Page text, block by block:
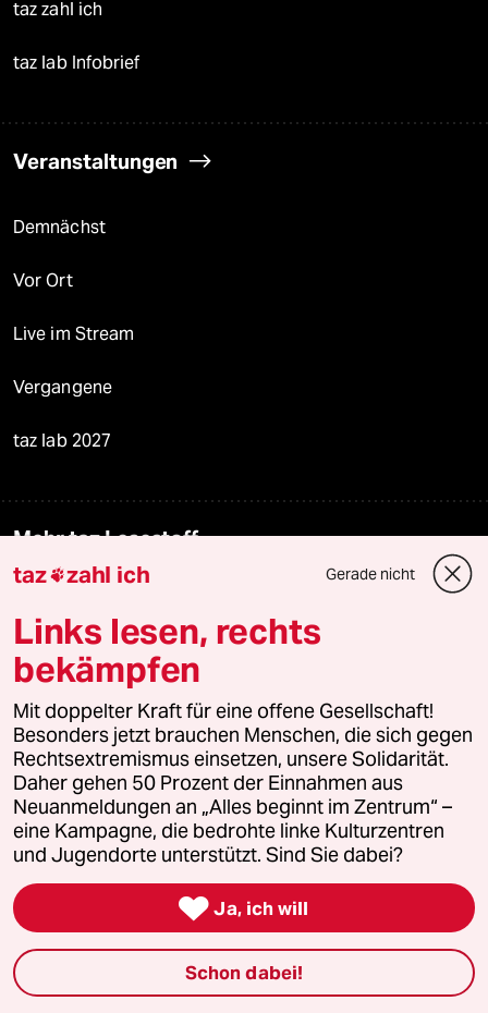
taz zahl ich
taz lab Infobrief
Veranstaltungen
Demnächst
Vor Ort
Live im Stream
Vergangene
taz lab 2027
Mehr taz Lesestoff
taz FUTURZWEI
Le Monde diplomatique
taz Archiv
Mehr taz Angebote
Reisen
Kantine
taz zahl ich Gerade nicht
Links lesen, rechts
bekämpfen
Mit doppelter Kraft für eine offene Gesellschaft!
Besonders jetzt brauchen Menschen, die sich gegen
Rechtsextremismus einsetzen, unsere Solidarität.
Daher gehen 50 Prozent der Einnahmen aus
Neuanmeldungen an „Alles beginnt im Zentrum“ –
eine Kampagne, die bedrohte linke Kulturzentren
und Jugendorte unterstützt. Sind Sie dabei?
 Ja, ich will
Schon dabei!